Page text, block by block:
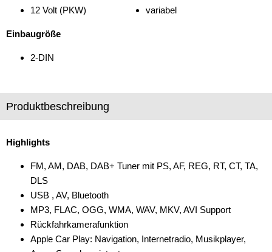
12 Volt (PKW) variabel
Einbaugröße
2-DIN
Produktbeschreibung
Highlights
FM, AM, DAB, DAB+ Tuner mit PS, AF, REG, RT, CT, TA,
DLS
USB , AV, Bluetooth
MP3, FLAC, OGG, WMA, WAV, MKV, AVI Support
Rückfahrkamerafunktion
Apple Car Play: Navigation, Internetradio, Musikplayer,